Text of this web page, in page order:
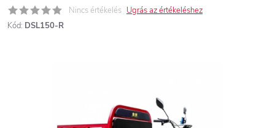
Nincs értékelés Ugrás az értékeléshez
Kód: DSL150-R